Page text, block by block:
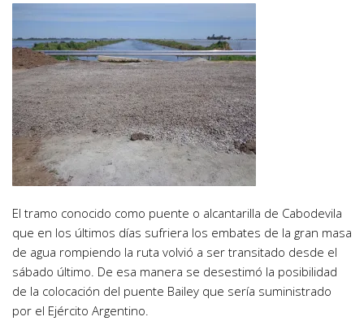
El tramo conocido como puente o alcantarilla de Cabodevila
que en los últimos días sufriera los embates de la gran masa
de agua rompiendo la ruta volvió a ser transitado desde el
sábado último. De esa manera se desestimó la posibilidad
de la colocación del puente Bailey que sería suministrado
por el Ejército Argentino.